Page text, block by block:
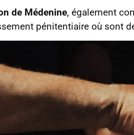
de Médenine, également
pénitentiaire où sont